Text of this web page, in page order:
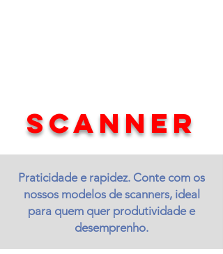
SCANNER
Praticidade e rapidez. Conte com os
nossos modelos de scanners, ideal
para quem quer produtividade e
desemprenho.